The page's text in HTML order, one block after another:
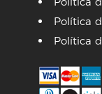
Política
Política